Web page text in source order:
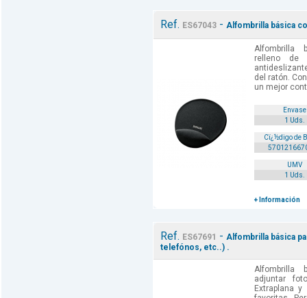
Ref. ES67043- Alfombrilla básica
Alfombrilla
relleno de
del ratón.
un mejor
Envase
1 Uds.
Cï¿½digo de
UMV
1 Uds.
+ Información
Ref. ES67691 - Alfombrilla básica
telefónos, etc..) .
Alfombrilla
adjuntar
Extraplana